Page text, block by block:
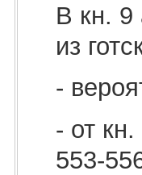
В кн. 9
из
-
- от
553-